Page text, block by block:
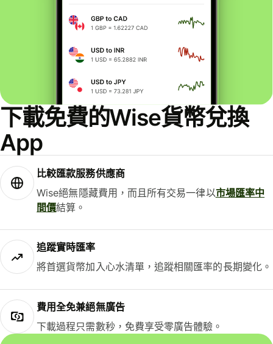
下載免費的Wise貨幣兌換
App
比較匯款服務供應商
Wise絕無隱藏費用，而且所有交易一律以市場匯率中
間價結算。
追蹤實時匯率
將首選貨幣加入心水清單，追蹤相關匯率的長期變化。
費用全免兼絕無廣告
下載過程只需數秒，免費享受零廣告體驗。